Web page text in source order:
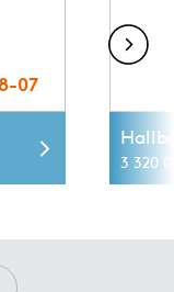
07
3 320